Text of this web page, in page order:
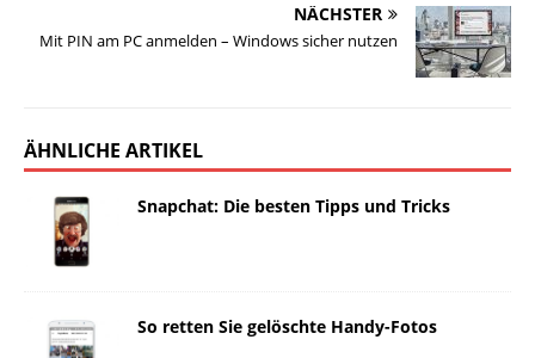
NÄCHSTER
Mit PIN am PC anmelden – Windows sicher nutzen
ÄHNLICHE ARTIKEL
Snapchat: Die besten Tipps und Tricks
So retten Sie gelöschte Handy-Fotos